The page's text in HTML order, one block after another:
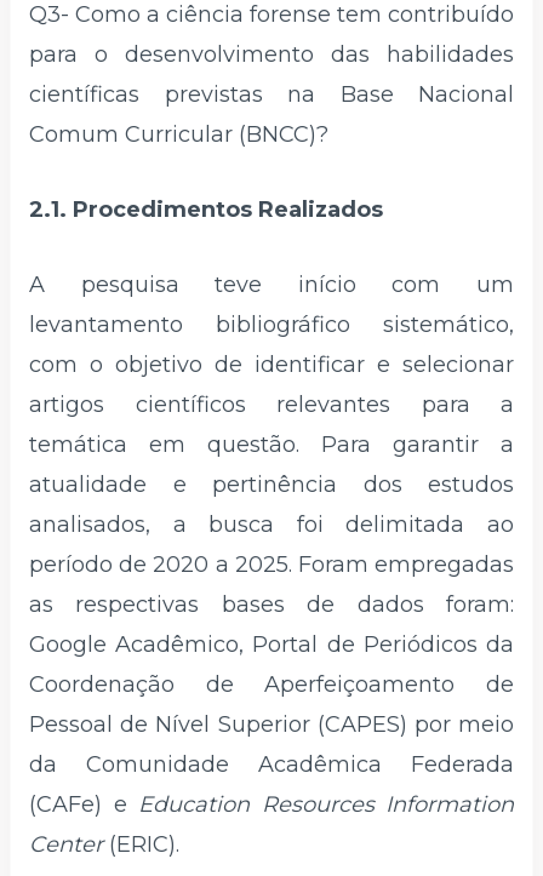
Q3- Como a ciência forense tem contribuído
para o desenvolvimento das habilidades
científicas previstas na Base Nacional
Comum Curricular (BNCC)?
2.1. Procedimentos Realizados
A pesquisa teve início com um
levantamento bibliográfico sistemático,
com o objetivo de identificar e selecionar
artigos científicos relevantes para a
temática em questão. Para garantir a
atualidade e pertinência dos estudos
analisados, a busca foi delimitada ao
período de 2020 a 2025. Foram empregadas
as respectivas bases de dados foram:
Google Acadêmico, Portal de Periódicos da
Coordenação de Aperfeiçoamento de
Pessoal de Nível Superior (CAPES) por meio
da Comunidade Acadêmica Federada
(CAFe) e Education Resources Information
Center(ERIC).